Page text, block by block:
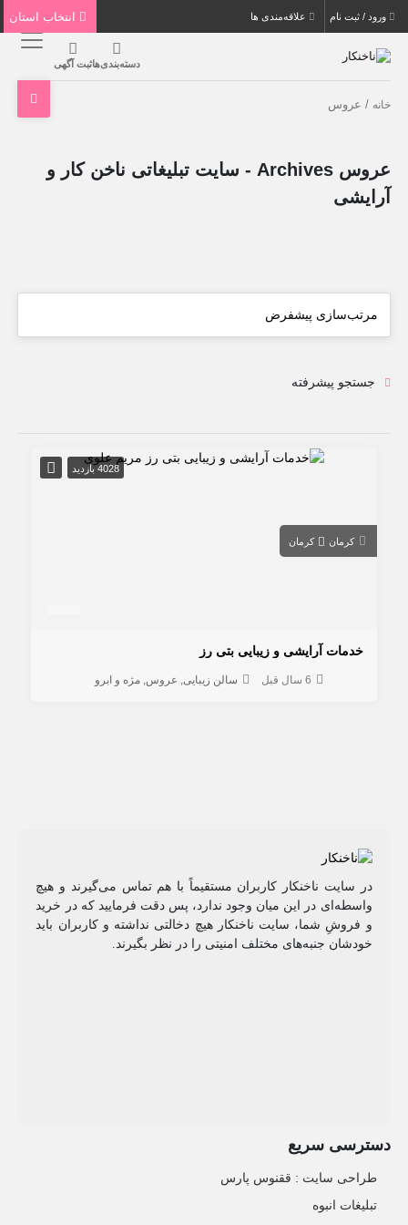
ورود / ثبت نام علاقه‌مندی ها
دسته‌بندی‌هاثبت آگهی
خانه / عروس
عروس Archives - سایت تبلیغاتی ناخن کار و
آرایشی
جستجو پیشرفته
4028 بازدید
کرمان کرمان
خدمات آرایشی و زیبایی بتی رز
6 سال قبل سالن زیبایی عروس مژه و ابرو
در سایت ناخنکار کاربران مستقیماً با هم تماس می‌گیرند و هیچ
واسطه‌ای در این میان وجود ندارد، پس دقت فرمایید که در خرید
و فروشِ شما، سایت ناخنکار هیچ دخالتی نداشته و کاربران باید
خودشان جنبه‌های مختلف امنیتی را در نظر بگیرند.
دسترسی سریع
طراحی سایت :‌ ققنوس پارس
تبلیغات انبوه